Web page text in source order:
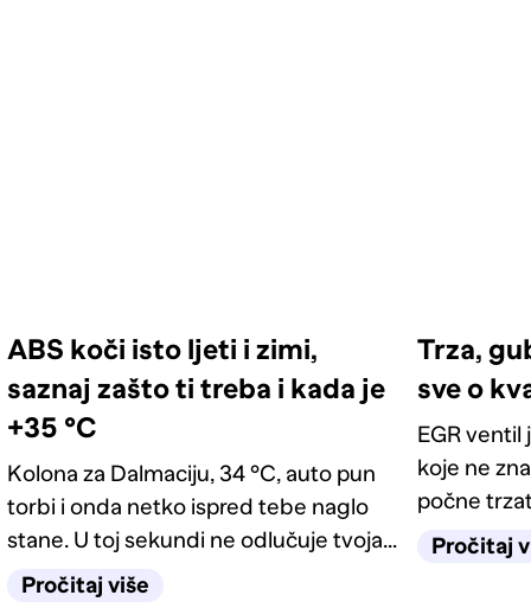
ABS koči isto ljeti i zimi,
saznaj zašto ti treba i kada je
+35 °C
Kolona za Dalmaciju, 34 °C, auto pun
torbi i onda netko ispred tebe naglo
stane. U toj sekundi ne odlučuje tvoja
reakcija, nego sustav za koji većina
Pročitaj više
Trza,
sve o
EGR ventil
koje ne
počne
lampicu
Pročitaj